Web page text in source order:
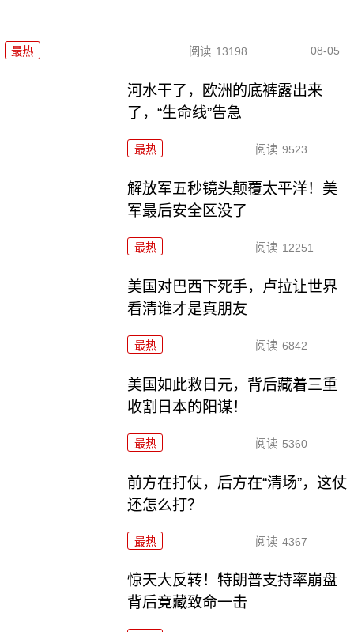
最热 阅读 13198 08-05
河水干了，欧洲的底裤露出来
了，“生命线”告急
最热 阅读 9523
解放军五秒镜头颠覆太平洋！美
军最后安全区没了
最热 阅读 12251
美国对巴西下死手，卢拉让世界
看清谁才是真朋友
最热 阅读 6842
美国如此救日元，背后藏着三重
收割日本的阳谋！
最热 阅读 5360
前方在打仗，后方在“清场”，这仗
还怎么打？
最热 阅读 4367
惊天大反转！特朗普支持率崩盘
背后竟藏致命一击